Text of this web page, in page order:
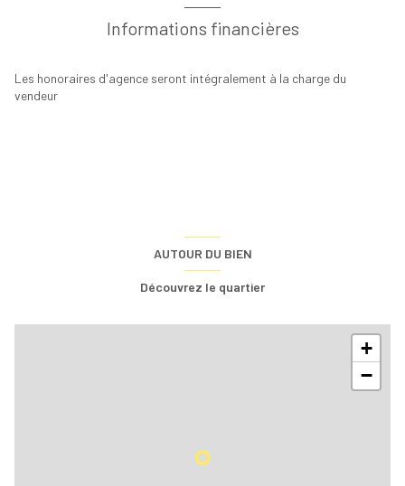
Informations financières
Les honoraires d'agence seront intégralement à la charge du
vendeur
AUTOUR DU BIEN
Découvrez le quartier
+
−